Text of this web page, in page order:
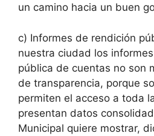
un camino hacia un buen
c) Informes de rendición
nuestra ciudad los
pública de cuentas no son
de transparencia, porque
permiten el acceso a toda
presentan datos
Municipal quiere mostrar,